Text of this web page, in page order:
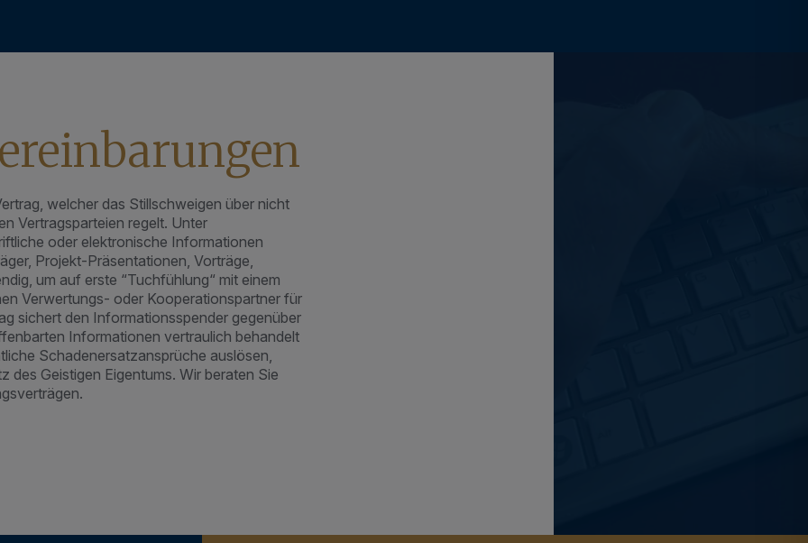
welcher das Stillschweigen über nicht
Vertragsparteien regelt. Unter
oder elektronische Informationen
Projekt-Präsentationen, Vorträge,
um auf erste “Tuchfühlung“ mit einem
Verwertungs- oder Kooperationspartner für
sichert den Informationsspender gegenüber
Informationen vertraulich behandelt
Schadenersatzansprüche auslösen,
Geistigen Eigentums. Wir beraten Sie